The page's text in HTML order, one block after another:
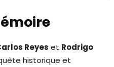
Reyes et Rodrigo
historique et